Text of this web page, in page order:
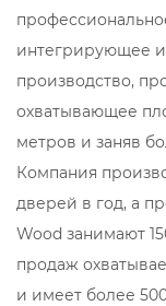
интегрирующее
производство,
охватывающее
метров и заняв
Компания
дверей в год, а
Wood занимают
продаж
и имеет более